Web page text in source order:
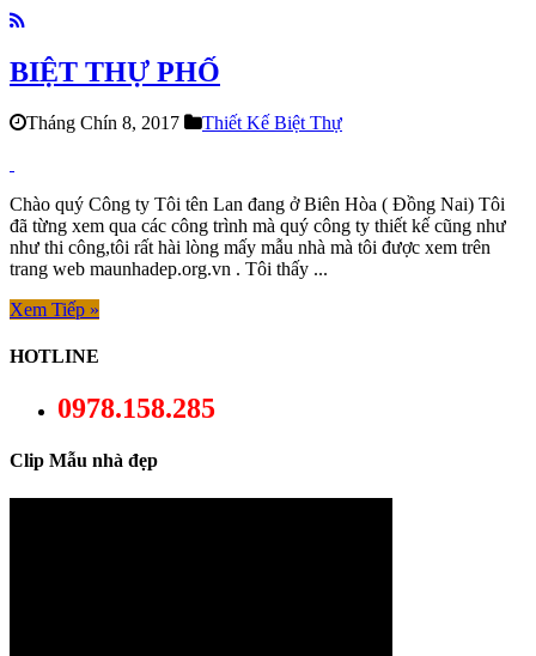
BIỆT THỰ PHỐ
Tháng Chín 8, 2017 Thiết Kế Biệt Thự
Chào quý Công ty Tôi tên Lan đang ở Biên Hòa ( Đồng Nai) Tôi
đã từng xem qua các công trình mà quý công ty thiết kế cũng như
như thi công,tôi rất hài lòng mấy mẫu nhà mà tôi được xem trên
trang web maunhadep.org.vn . Tôi thấy ...
Xem Tiếp »
HOTLINE
0978.158.285
Clip Mẫu nhà đẹp